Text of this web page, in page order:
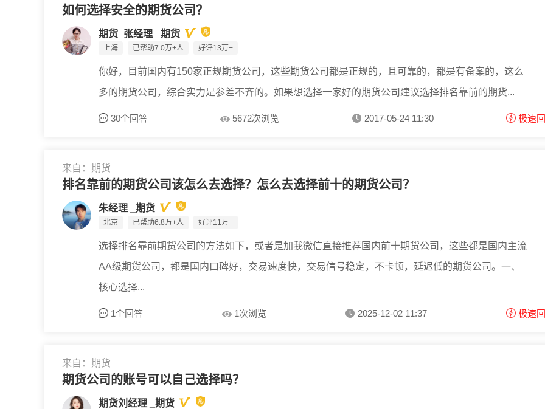
如何选择安全的期货公司？
期货_张经理 _期货
上海 已帮助7.0万+人 好评13万+
你好，目前国内有150家正规期货公司，这些期货公司都是正规的，且可靠的，都是有备案的，这么
多的期货公司，综合实力是参差不齐的。如果想选择一家好的期货公司建议选择排名靠前的期货...
30个回答 5672次浏览 2017-05-24 11:30 极速
来自：期货
排名靠前的期货公司该怎么去选择？怎么去选择前十的期货公司？
朱经理 _期货
北京 已帮助6.8万+人 好评11万+
选择排名靠前期货公司的方法如下，或者是加我微信直接推荐国内前十期货公司，这些都是国内主流
AA级期货公司，都是国内口碑好，交易速度快，交易信号稳定，不卡顿，延迟低的期货公司。一、
核心选择...
1个回答 1次浏览 2025-12-02 11:37 极速
来自：期货
期货公司的账号可以自己选择吗？
期货刘经理 _期货